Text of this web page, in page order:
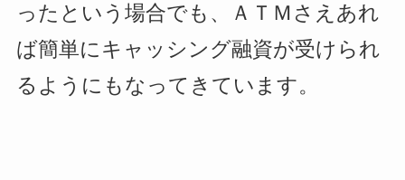
ったという場合でも、ＡＴＭさえあれ
ば簡単にキャッシング融資が受けられ
るようにもなってきています。